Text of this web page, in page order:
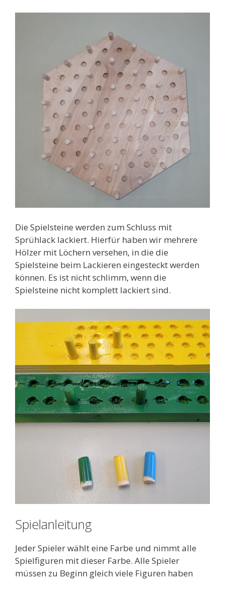
Die Spielsteine werden zum Schluss mit
Sprühlack lackiert. Hierfür haben wir mehrere
Hölzer mit Löchern versehen, in die die
Spielsteine beim Lackieren eingesteckt werden
können. Es ist nicht schlimm, wenn die
Spielsteine nicht komplett lackiert sind.
Spielanleitung
Jeder Spieler wählt eine Farbe und nimmt alle
Spielfiguren mit dieser Farbe. Alle Spieler
müssen zu Beginn gleich viele Figuren haben